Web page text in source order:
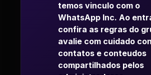
temos vinculo com o
WhatsApp Inc. Ao
confira as regras do
avalie com cuidado
contatos e conteudos
compartilhados pelos